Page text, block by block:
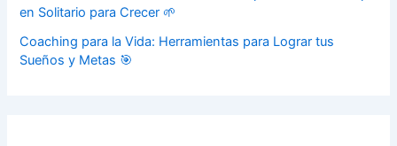
en Solitario para Crecer 🌱
Coaching para la Vida: Herramientas para Lograr tus
Sueños y Metas 🎯